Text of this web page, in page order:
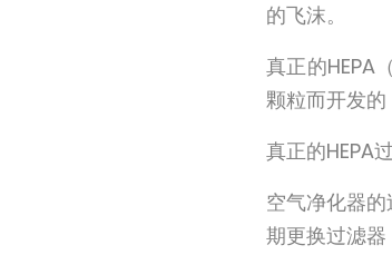
的飞沫。
真正的HEPA
颗粒而开发的
真正的HEPA
空气净化器
期更换过滤